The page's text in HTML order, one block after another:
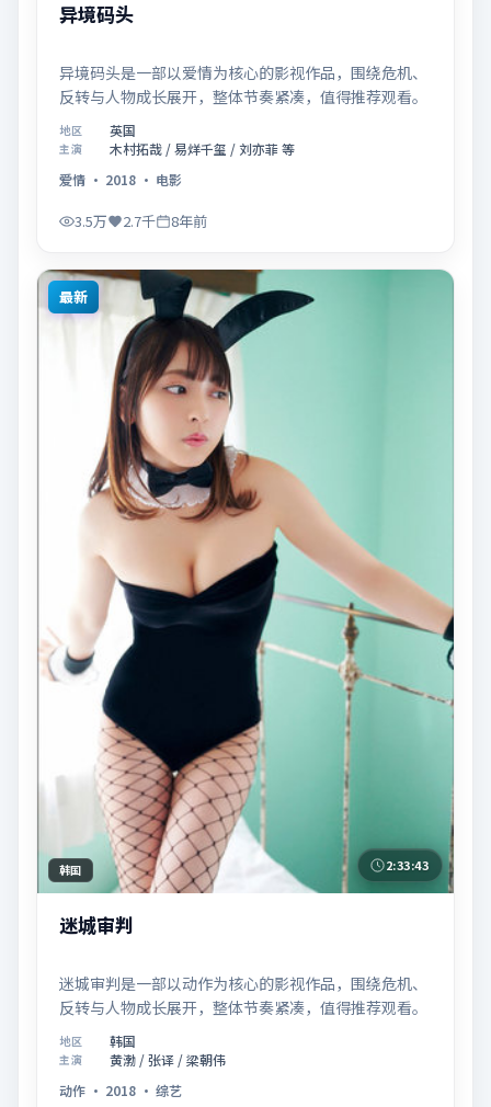
异境码头
异境码头是一部以爱情为核心的影视作品，围绕危机、
反转与人物成长展开，整体节奏紧凑，值得推荐观看。
地区 英国
主演
木村拓哉 / 易烊千玺 / 刘亦菲 等
爱情 · 2018 · 电影
3.5万 2.7千 8年前
最新
韩国 2:33:43
迷城审判
迷城审判是一部以动作为核心的影视作品，围绕危机、
反转与人物成长展开，整体节奏紧凑，值得推荐观看。
地区 韩国
主演
黄渤 / 张译 / 梁朝伟
动作 · 2018 · 综艺